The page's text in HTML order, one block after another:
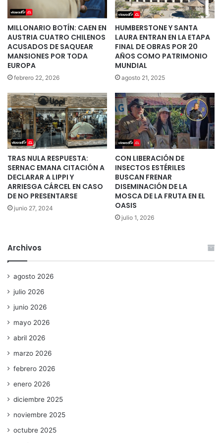
MILLONARIO BOTÍN: CAEN EN
AUSTRIA CUATRO CHILENOS
ACUSADOS DE SAQUEAR
MANSIONES POR TODA
EUROPA
febrero 22, 2026
HUMBERSTONE Y SANTA
LAURA ENTRAN EN LA ETAPA
FINAL DE OBRAS POR 20
AÑOS COMO PATRIMONIO
MUNDIAL
agosto 21, 2025
TRAS NULA RESPUESTA:
SERNAC EMANA CITACIÓN A
DECLARAR A LIPPI Y
ARRIESGA CÁRCEL EN CASO
DE NO PRESENTARSE
junio 27, 2024
CON LIBERACIÓN DE
INSECTOS ESTÉRILES
BUSCAN FRENAR
DISEMINACIÓN DE LA
MOSCA DE LA FRUTA EN EL
OASIS
julio 1, 2026
Archivos
agosto 2026
julio 2026
junio 2026
mayo 2026
abril 2026
marzo 2026
febrero 2026
enero 2026
diciembre 2025
noviembre 2025
octubre 2025